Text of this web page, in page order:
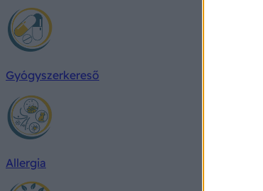
Gyógyszerkereső
Allergia